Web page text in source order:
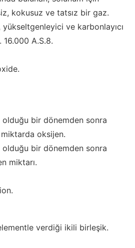
kokusuz ve tatsız bir gaz.
ve karbonlayıcı
A.S.8.
bir dönemden sonra
oksijen.
bir dönemden sonra
miktarı.
verdiği ikili birleşik.